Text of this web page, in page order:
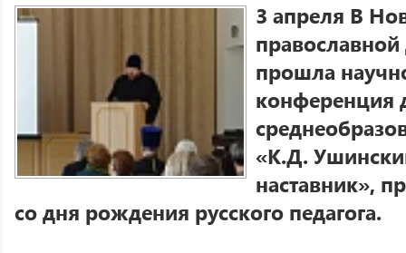
3 апреля В
прошла
конференция
«К.Д.
наставник»,
со дня рождения русского педагога.